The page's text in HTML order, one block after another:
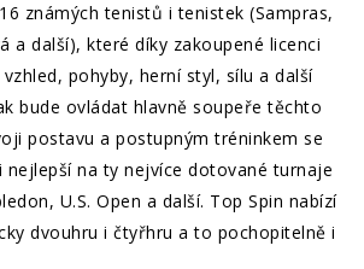
známých tenistů i tenistek (Sampras,
a další), které díky zakoupené licenci
pohyby, herní styl, sílu a další
bude ovládat hlavně soupeře těchto
postavu a postupným tréninkem se
nejlepší na ty nejvíce dotované turnaje
U.S. Open a další. Top Spin nabízí
dvouhru i čtyřhru a to pochopitelně i